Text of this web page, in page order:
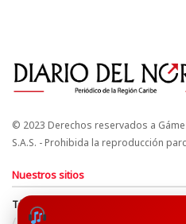
© 2023 Derechos reservados a
S.A.S. - Prohibida la reproducción
Nuestros sitios
Términos y Condiciones